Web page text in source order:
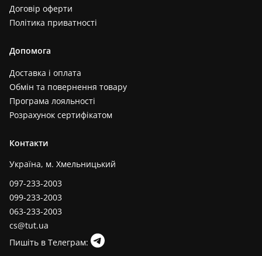
Договір оферти
Політика приватності
Допомога
Доставка і оплата
Обмін та повернення товару
Програма лояльності
Розрахунок сертифікатом
Контакти
Україна, м. Хмельницький
097-233-2003
099-233-2003
063-233-2003
cs@tut.ua
Пишіть в Телеграм: